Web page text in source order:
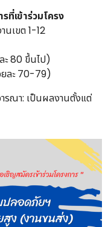
ที่เข้าร่วมโครง
นเขต 1-12
ะ 80 ขึ้นไป)
ยละ 70-79)
รณา: เป็นผลงานตั้งแต่